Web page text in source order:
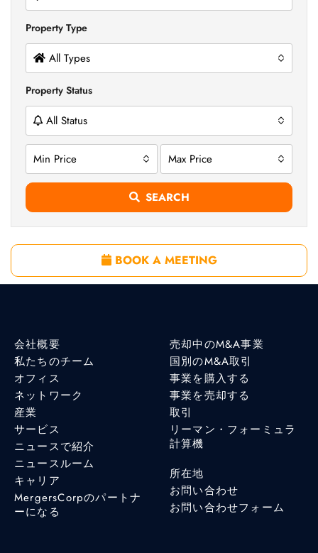
Property Type
All Types
Property Status
All Status
Min Price Max Price
SEARCH
BOOK A MEETING
会社概要
私たちのチーム
オフィス
ネットワーク
産業
サービス
ニュースで紹介
ニュースルーム
キャリア
MergersCorpのパートナ
ーになる
売却中のM&A事業
国別のM&A取引
事業を購入する
事業を売却する
取引
リーマン・フォーミュラ
計算機
所在地
お問い合わせ
お問い合わせフォーム